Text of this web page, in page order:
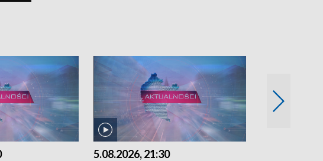
5.08.2026, 21:30